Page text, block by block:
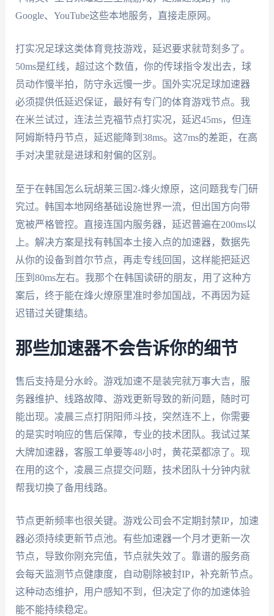
Google、YouTube这些本地服务，直接走原网。
打实况足球这类体育竞技游戏，延迟要求就苛刻多了。
50ms是红线，超过这个数值，你的传球指令发出去，球
员动作慢半拍，防守永远慢一步。国外实况足球加速器
必须提供低延迟保证，最好有专门的体育游戏节点。我
在米兰试过，连法兰克福节点打实况，延迟45ms，但连
阿姆斯特丹节点，延迟能降到38ms。这7ms的差距，在高
手对决里就是进球和射偏的区别。
至于在韩国怎么玩胡莱三国2-烽火燎原，这问题我专门研
究过。韩国本地网络基础设施世界一流，但出国方向带
宽被严格管控。直接连国内服务器，延迟普遍在200ms以
上。解决方案是找有韩国本土接入点的加速器，数据先
从你的设备到首尔节点，再走专线回国，这样能把延迟
压到80ms左右。我那个在韩国读研的朋友，用了这种方
案后，终于能在烽火燎原里准时参加国战，不再因为延
迟错过关键集结。
那些加速器不会告诉你的细节
售后支持是分水岭。游戏加速不是装完就万事大吉，服
务器维护、线路故障、游戏更新导致的新问题，随时可
能出现。凌晨三点打阴阳师斗技，突然连不上，你需要
的是实时响应的售后保障，专业的技术团队。我试过某
大牌加速器，客服工单要等48小时，黄花菜都凉了。现
在用的这个，凌晨三点提交问题，技术团队十分钟内就
帮我切换了备用线路。
节点更新频率也很关键。游戏公司会不定期封禁IP，加速
器必须持续更新节点池。有些加速器一个月才更新一次
节点，导致你刚充完值，节点就失效了。靠谱的服务商
会每天监测节点健康度，自动剔除被封IP，补充新节点。
这种动态维护，用户感知不到，但决定了你的加速体验
能不能持续稳定。